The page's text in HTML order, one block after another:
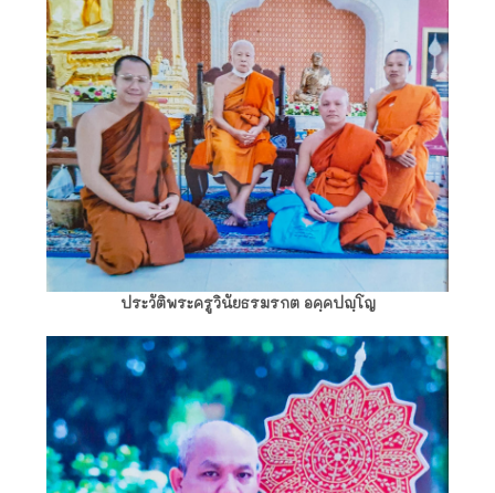
ประวัติพระครูวินัยธรมรกต อคฺคปญฺโญ